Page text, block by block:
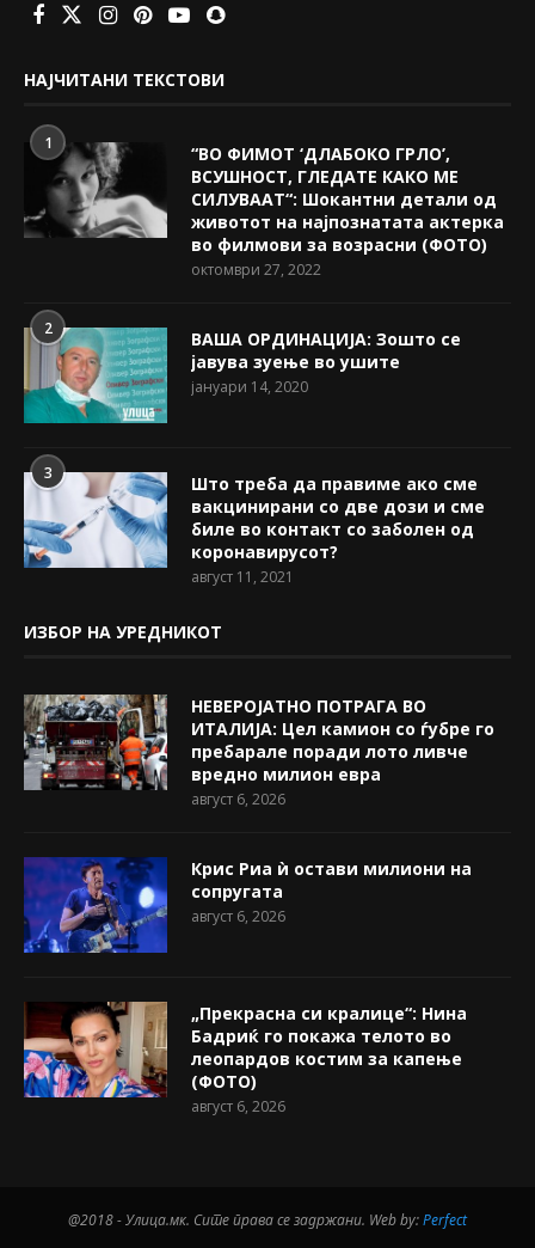
НАЈЧИТАНИ ТЕКСТОВИ
1
“ВО ФИМОТ ‘ДЛАБОКО ГРЛО’,
ВСУШНОСТ, ГЛЕДАТЕ КАКО МЕ
СИЛУВААТ“: Шокантни детали од
животот на најпознатата актерка
во филмови за возрасни (ФОТО)
октомври 27, 2022
2
ВАША ОРДИНАЦИЈА: Зошто се
јавува зуење во ушите
јануари 14, 2020
3
Што треба да правиме ако сме
вакцинирани со две дози и сме
биле во контакт со заболен од
коронавирусот?
август 11, 2021
ИЗБОР НА УРЕДНИКОТ
НЕВЕРОЈАТНО ПОТРАГА ВО
ИТАЛИЈА: Цел камион со ѓубре го
пребарале поради лото ливче
вредно милион евра
август 6, 2026
Крис Риа ѝ остави милиони на
сопругата
август 6, 2026
„Прекрасна си кралице“: Нина
Бадриќ го покажа телото во
леопардов костим за капење
(ФОТО)
август 6, 2026
@2018 - Улица.мк. Сите права се задржани. Web by:Perfect